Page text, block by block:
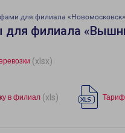
для филиала «Новомосковск»
для филиала
(xlsx)
в филиал (xls)